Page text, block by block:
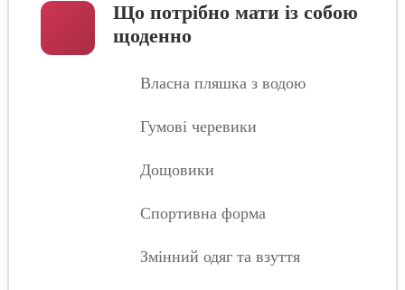
Що потрібно мати із собою
щоденно
Власна пляшка з водою
Гумові черевики
Дощовики
Спортивна форма
Змінний одяг та взуття